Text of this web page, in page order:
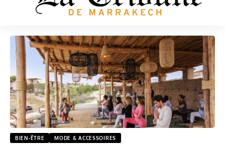
BIEN-ÊTRE MODE & ACCESSOIRES